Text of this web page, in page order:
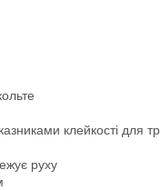
клейкості для
руху